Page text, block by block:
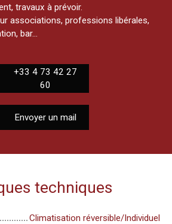
travaux à prévoir.
associations, professions libérales,
bar...
+33 4 73 42 27
60
Envoyer un mail
techniques
Climatisation réversible/Individuel